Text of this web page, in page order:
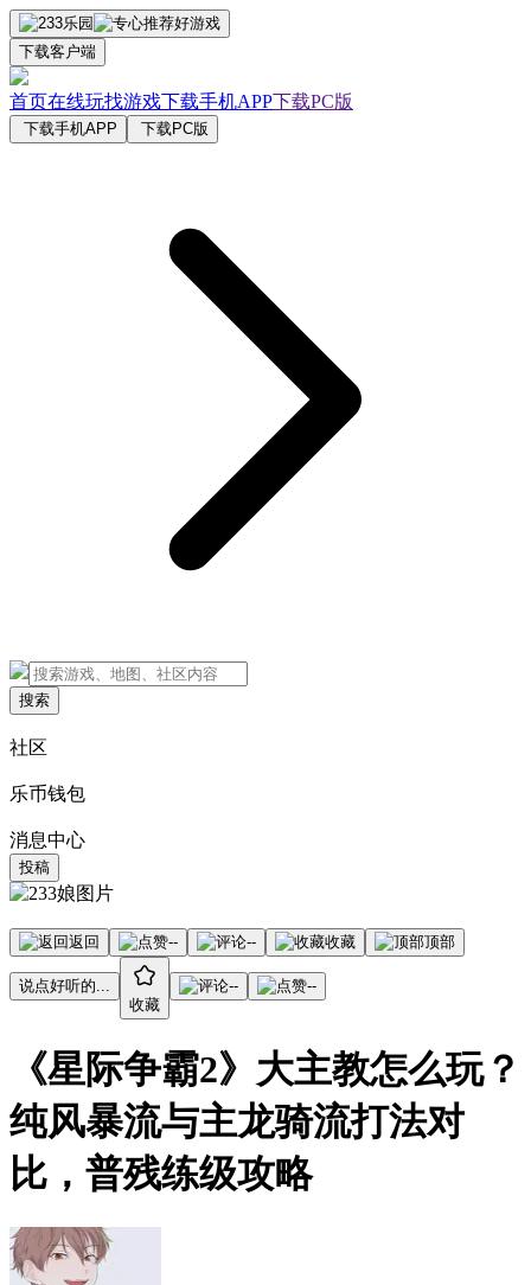
下载客户端
首页在线玩找游戏下载手机APP下载PC版
下载手机APP 下载PC版
搜索
社区
乐币钱包
消息中心
投稿
返回 -- -- 收藏 顶部
说点好听的...
收藏
-- --
《星际争霸2》大主教怎么玩？
纯风暴流与主龙骑流打法对
比，普残练级攻略